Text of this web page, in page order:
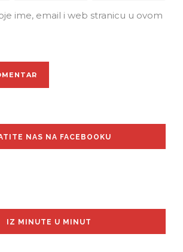
ime, email i web stranicu u ovom
NAS NA FACEBOOKU
IZ MINUTE U MINUT